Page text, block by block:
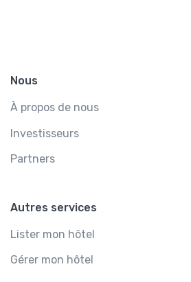
Nous
À propos de nous
Investisseurs
Partners
Autres services
Lister mon hôtel
Gérer mon hôtel